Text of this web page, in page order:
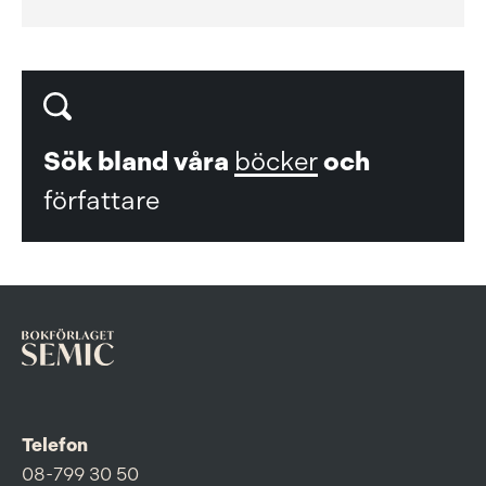
Sök bland våra böckeroch
författare
Telefon
08-799 30 50